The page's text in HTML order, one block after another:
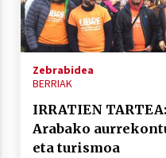
2021/
Mahai-
Zebrabidea
BERRIAK
IRRATIEN
Arabako
eta turismoa